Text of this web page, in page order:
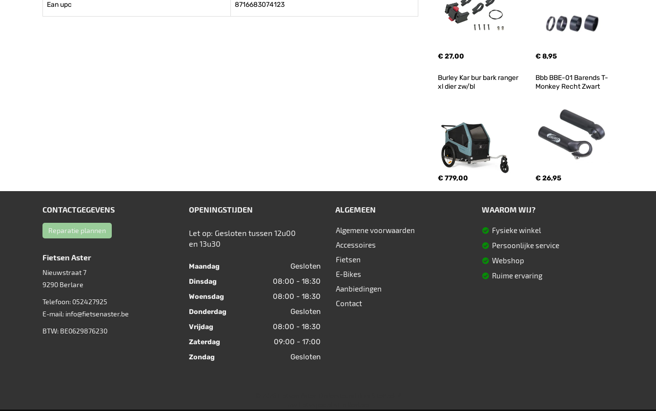
Ean upc 8716683074123
€ 27,00 € 8,95
Burley Kar bur bark ranger
xl dier zw/bl
€ 779,00
Bbb BBE-01 Barends T-
Monkey Recht Zwart
€ 26,95
CONTACTGEGEVENS
Reparatie plannen
Fietsen Aster
Nieuwstraat 7
9290 Berlare
Telefoon: 052427925
E-mail: info@fietsenaster.be
BTW: BE0629876230
OPENINGSTIJDEN
Let op: Gesloten tussen 12u00
en 13u30
Maandag Gesloten
Dinsdag 08:00 - 18:30
Woensdag 08:00 - 18:30
Donderdag Gesloten
Vrijdag 08:00 - 18:30
Zaterdag 09:00 - 17:00
Zondag Gesloten
ALGEMEEN
Algemene voorwaarden
Accessoires
Fietsen
E-Bikes
Aanbiedingen
Contact
WAAROM WIJ?
Fysieke winkel
Persoonlijke service
Webshop
Ruime ervaring